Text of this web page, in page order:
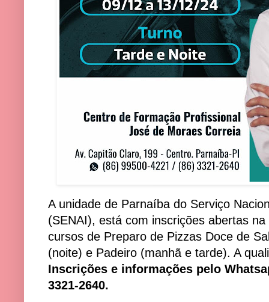
A unidade de Parnaíba do Serviço
(SENAI), está com inscrições abertas
cursos de Preparo de Pizzas Doce de
(noite) e Padeiro (manhã e tarde). A
Inscrições e informações pelo
3321-2640.